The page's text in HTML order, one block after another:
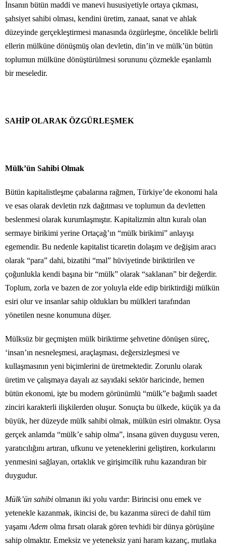
İnsanın bütün maddi ve manevi hususiyetiyle ortaya çıkması,
şahsiyet sahibi olması, kendini üretim, zanaat, sanat ve ahlak
düzeyinde gerçekleştirmesi manasında özgürleşme, öncelikle belirli
ellerin mülküne dönüşmüş olan devletin, din’in ve mülk’ün bütün
toplumun mülküne dönüştürülmesi sorununu çözmekle eşanlamlı
bir meseledir.
SAHİP OLARAK ÖZGÜRLEŞMEK
Mülk’ün Sahibi Olmak
Bütün kapitalistleşme çabalarına rağmen, Türkiye’de ekonomi hala
ve esas olarak devletin rızk dağıtması ve toplumun da devletten
beslenmesi olarak kurumlaşmıştır. Kapitalizmin altın kuralı olan
sermaye birikimi yerine Ortaçağ’ın “mülk birikimi” anlayışı
egemendir. Bu nedenle kapitalist ticaretin dolaşım ve değişim aracı
olarak “para” dahi, bizatihi “mal” hüviyetinde biriktirilen ve
çoğunlukla kendi başına bir “mülk” olarak “saklanan” bir değerdir.
Toplum, zorla ve bazen de zor yoluyla elde edip biriktirdiği mülkün
esiri olur ve insanlar sahip oldukları bu mülkleri tarafından
yönetilen nesne konumuna düşer.
Mülksüz bir geçmişten mülk biriktirme şehvetine dönüşen süreç,
‘insan’ın nesneleşmesi, araçlaşması, değersizleşmesi ve
kullaşmasının yeni biçimlerini de üretmektedir. Zorunlu olarak
üretim ve çalışmaya dayalı az sayıdaki sektör haricinde, hemen
bütün ekonomi, işte bu modern görünümlü “mülk”e bağımlı saadet
zinciri karakterli ilişkilerden oluşur. Sonuçta bu ülkede, küçük ya da
büyük, her düzeyde mülk sahibi olmak, mülkün esiri olmaktır. Oysa
gerçek anlamda “mülk’e sahip olma”, insana güven duygusu veren,
yaratıcılığını artıran, ufkunu ve yeteneklerini geliştiren, korkularını
yenmesini sağlayan, ortaklık ve girişimcilik ruhu kazandıran bir
duygudur.
Mülk’ün sahibi olmanın iki yolu vardır: Birincisi onu emek ve
yetenekle kazanmak, ikincisi de, bu kazanma süreci de dahil tüm
yaşamı Adem olma fırsatı olarak gören tevhidi bir dünya görüşüne
sahip olmaktır. Emeksiz ve yeteneksiz yani haram kazanç, mutlaka